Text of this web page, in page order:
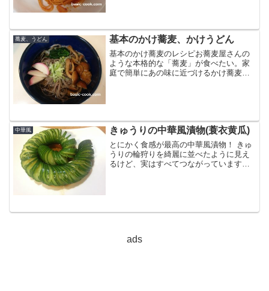
蕎麦、うどん 基本のかけ蕎麦、かけうどん
基本のかけ蕎麦のレシピお蕎麦屋さんの
ような本格的な「蕎麦」が食べたい。家
庭で簡単にあの味に近づけるかけ蕎麦レ
中華風 きゅうりの中華風漬物(蓑衣黄瓜)
とにかく食感が最高の中華風漬物！ きゅ
うりの輪狩りを綺麗に並べたように見え
るけど、実はすべてつながっています。
ads